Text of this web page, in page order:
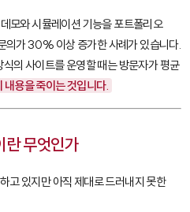
모와 시뮬레이션 기능을 포트폴리오
의가 30% 이상 증가한 사례가 있습니다.
의 사이트를 운영할 때는 방문자가 평균
내용을 죽이는 것입니다.
무엇인가
고 있지만 아직 제대로 드러내지 못한